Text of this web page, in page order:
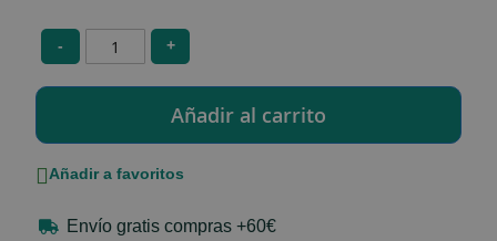
- +
Añadir a favoritos
Envío gratis compras +60€